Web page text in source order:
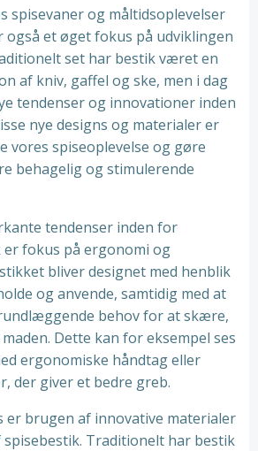
spisevaner og måltidsoplevelser
et øget fokus på udviklingen
set har bestik været en
af kniv, gaffel og ske, men i dag
tendenser og innovationer inden
nye designs og materialer er
vores spiseoplevelse og gøre
behagelig og stimulerende
tendenser inden for
fokus på ergonomi og
bliver designet med henblik
og anvende, samtidig med at
behov for at skære,
Dette kan for eksempel ses
ergonomiske håndtag eller
der giver et bedre greb.
er brugen af innovative materialer
Traditionelt har bestik